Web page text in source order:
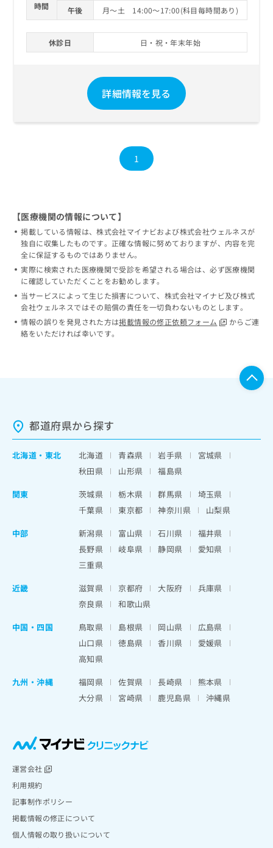
時間
午後
月～土 14:00～17:00(科目毎時間あり)
休診日 日・祝・年末年始
詳細情報を見る
1
【医療機関の情報について】
掲載している情報は、株式会社マイナビおよび株式会社ウェルネスが
独自に収集したものです。正確な情報に努めておりますが、内容を完
全に保証するものではありません。
実際に検索された医療機関で受診を希望される場合は、必ず医療機関
に確認していただくことをお勧めします。
当サービスによって生じた損害について、株式会社マイナビ及び株式
会社ウェルネスではその賠償の責任を一切負わないものとします。
情報の誤りを発見された方は掲載情報の修正依頼フォーム
からご連
絡をいただければ幸いです。
都道府県から探す
北海道 ・ 東北 北海道 青森県 岩手県
宮城県
秋田県
山形県
福島県
関東
茨城県 栃木県 群馬県
埼玉県
千葉県
東京都 神奈川県
山梨県
中部
新潟県 富山県 石川県
福井県
長野県
岐阜県 静岡県
愛知県
三重県
近畿
滋賀県 京都府 大阪府
兵庫県
奈良県
和歌山県
中国・四国
鳥取県 島根県 岡山県
広島県
山口県
徳島県 香川県
愛媛県
高知県
九州・沖縄
福岡県 佐賀県 長崎県
熊本県
大分県
宮崎県 鹿児島県 沖縄県
運営会社
利用規約
記事制作ポリシー
掲載情報の修正について
個人情報の取り扱いについて